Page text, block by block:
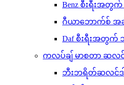
Benz စီးရီးအတွ
ဂီယာဘောက်စ် အ
Daf စီးရီးအတွက်
ကလပ်ချ် မာစတာ ဆလင်
ဘီးဘရိတ်ဆလင်ဒါ